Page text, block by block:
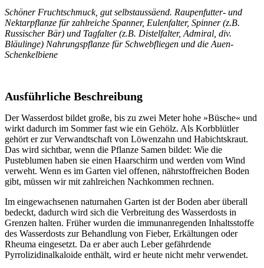
Schöner Fruchtschmuck, gut selbstaussäend. Raupenfutter- und
Nektarpflanze für zahlreiche Spanner, Eulenfalter, Spinner (z.B.
Russischer Bär) und Tagfalter (z.B. Distelfalter, Admiral, div.
Bläulinge) Nahrungspflanze für Schwebfliegen und die Auen-
Schenkelbiene
Ausführliche Beschreibung
Der Wasserdost bildet große, bis zu zwei Meter hohe »Büsche« und
wirkt dadurch im Sommer fast wie ein Gehölz. Als Korbblütler
gehört er zur Verwandtschaft von Löwenzahn und Habichtskraut.
Das wird sichtbar, wenn die Pflanze Samen bildet: Wie die
Pusteblumen haben sie einen Haarschirm und werden vom Wind
verweht. Wenn es im Garten viel offenen, nährstoffreichen Boden
gibt, müssen wir mit zahlreichen Nachkommen rechnen.
Im eingewachsenen naturnahen Garten ist der Boden aber überall
bedeckt, dadurch wird sich die Verbreitung des Wasserdosts in
Grenzen halten. Früher wurden die immunanregenden Inhaltsstoffe
des Wasserdosts zur Behandlung von Fieber, Erkältungen oder
Rheuma eingesetzt. Da er aber auch Leber gefährdende
Pyrrolizidinalkaloide enthält, wird er heute nicht mehr verwendet.